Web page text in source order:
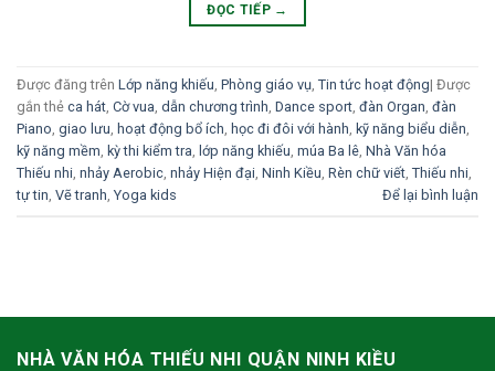
ĐỌC TIẾP →
Được đăng trên Lớp năng khiếu Phòng giáo vụ Tin tức hoạt động| Được
gắn thẻ ca hát Cờ vua dẫn chương trình Dance sport đàn Organ đàn
Piano giao lưu hoạt động bổ ích học đi đôi với hành kỹ năng biểu diễn
kỹ năng mềm kỳ thi kiểm tra lớp năng khiếu múa Ba lê Nhà Văn hóa
Thiếu nhi nhảy Aerobic nhảy Hiện đại Ninh Kiều Rèn chữ viết Thiếu nhi
tự tin Vẽ tranh Yoga kids Để lại bình luận
NHÀ VĂN HÓA THIẾU NHI QUẬN NINH KIỀU